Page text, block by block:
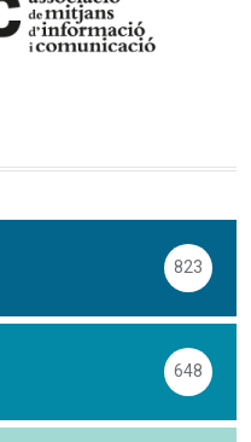
823
648